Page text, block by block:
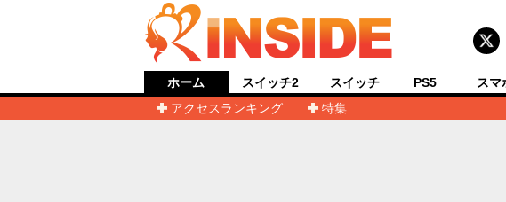
ホーム
アクセスランキング
特集
スイッチ2 スイッチ PS5 スマ